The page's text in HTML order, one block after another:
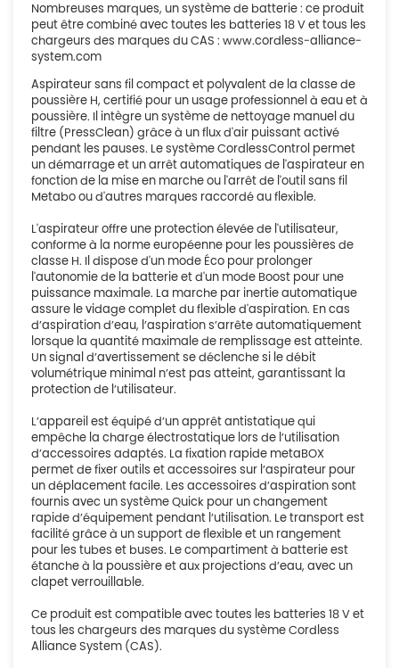
Nombreuses marques, un système de batterie : ce produit
peut être combiné avec toutes les batteries 18 V et tous les
chargeurs des marques du CAS : www.cordless-alliance-
system.com
Aspirateur sans fil compact et polyvalent de la classe de
poussière H, certifié pour un usage professionnel à eau et à
poussière. Il intègre un système de nettoyage manuel du
filtre (PressClean) grâce à un flux d'air puissant activé
pendant les pauses. Le système CordlessControl permet
un démarrage et un arrêt automatiques de l'aspirateur en
fonction de la mise en marche ou l'arrêt de l'outil sans fil
Metabo ou d'autres marques raccordé au flexible.
L'aspirateur offre une protection élevée de l'utilisateur,
conforme à la norme européenne pour les poussières de
classe H. Il dispose d'un mode Éco pour prolonger
l'autonomie de la batterie et d'un mode Boost pour une
puissance maximale. La marche par inertie automatique
assure le vidage complet du flexible d'aspiration. En cas
d’aspiration d’eau, l’aspiration s’arrête automatiquement
lorsque la quantité maximale de remplissage est atteinte.
Un signal d’avertissement se déclenche si le débit
volumétrique minimal n’est pas atteint, garantissant la
protection de l’utilisateur.
L’appareil est équipé d’un apprêt antistatique qui
empêche la charge électrostatique lors de l’utilisation
d’accessoires adaptés. La fixation rapide metaBOX
permet de fixer outils et accessoires sur l’aspirateur pour
un déplacement facile. Les accessoires d’aspiration sont
fournis avec un système Quick pour un changement
rapide d’équipement pendant l’utilisation. Le transport est
facilité grâce à un support de flexible et un rangement
pour les tubes et buses. Le compartiment à batterie est
étanche à la poussière et aux projections d’eau, avec un
clapet verrouillable.
Ce produit est compatible avec toutes les batteries 18 V et
tous les chargeurs des marques du système Cordless
Alliance System (CAS).